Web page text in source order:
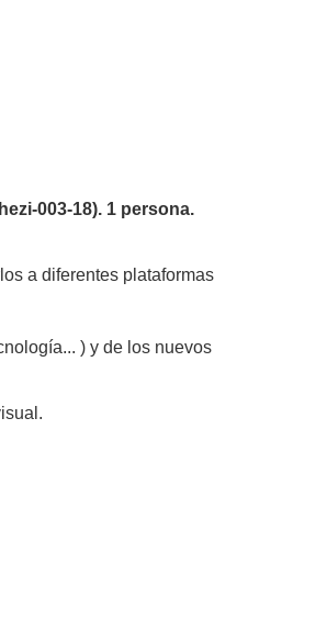
003-18). 1 persona.
a diferentes plataformas
) y de los nuevos